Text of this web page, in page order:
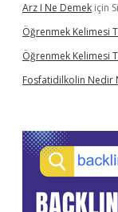
Arz I Ne Demek için
Öğrenmek Kelimesi
Öğrenmek Kelimesi
Fosfatidilkolin Nedir